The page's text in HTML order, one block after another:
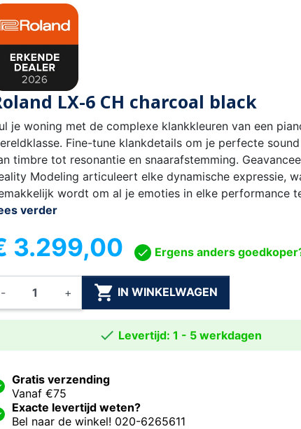
LX-6 CH charcoal black
je woning met de complexe klankkleuren van een
Fine-tune klankdetails om je perfecte
timbre tot resonantie en snaarafstemming.
Modeling articuleert elke dynamische expressie,
wordt om al je emoties in elke performance
verder
3.299,00 Ergens anders
- +  IN WINKELWAGEN
 Levertijd: 1 - 5 werkdagen
Gratis verzending
Vanaf €75
Exacte levertijd weten?
Bel naar de winkel! 020-6265611